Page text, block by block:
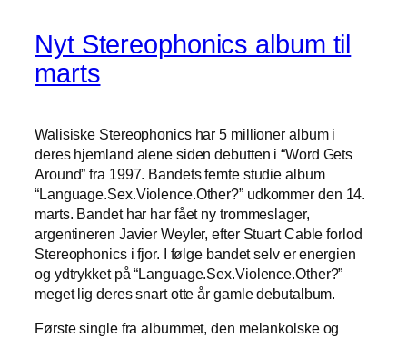
Nyt Stereophonics album til
marts
Walisiske Stereophonics har 5 millioner album i
deres hjemland alene siden debutten i “Word Gets
Around” fra 1997. Bandets femte studie album
“Language.Sex.Violence.Other?” udkommer den 14.
marts. Bandet har har fået ny trommeslager,
argentineren Javier Weyler, efter Stuart Cable forlod
Stereophonics i fjor. I følge bandet selv er energien
og ydtrykket på “Language.Sex.Violence.Other?”
meget lig deres snart otte år gamle debutalbum.
Første single fra albummet, den melankolske og